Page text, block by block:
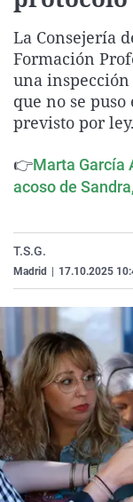
La Consejería
Formación
una inspección
que no se
previsto por ley.
👉Marta García
acoso de
T.S.G.
Madrid 17.10.2025